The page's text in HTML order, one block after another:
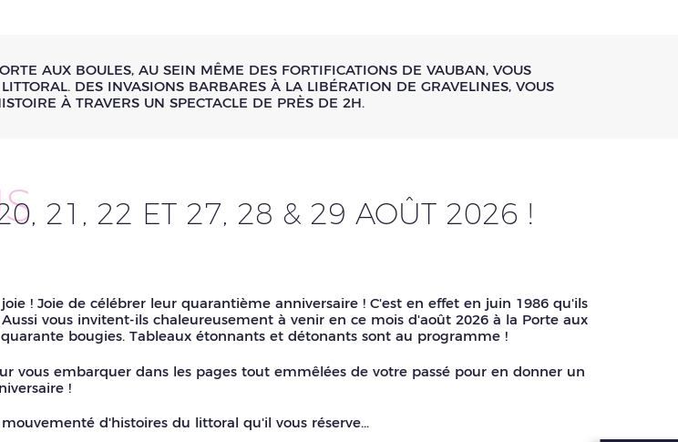
AUX BOULES, AU SEIN MÊME DES FORTIFICATIONS DE VAUBAN, VOUS
DES INVASIONS BARBARES À LA LIBÉRATION DE GRAVELINES, VOUS
À TRAVERS UN SPECTACLE DE PRÈS DE 2H.
21, 22 ET 27, 28 & 29 AOÛT 2026 !
! Joie de célébrer leur quarantième anniversaire ! C'est en effet en juin 1986 qu'ils
vous invitent-ils chaleureusement à venir en ce mois d'août 2026 à la Porte aux
bougies. Tableaux étonnants et détonants sont au programme !
vous embarquer dans les pages tout emmêlées de votre passé pour en donner un
!
d'histoires du littoral qu'il vous réserve...